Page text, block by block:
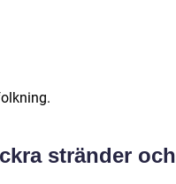
stränder och